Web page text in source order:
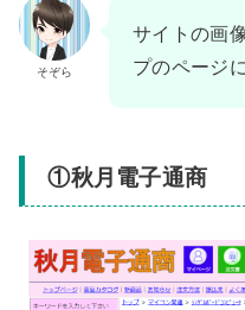
そぞら
サイトの画
プのページ
①秋月電子通商